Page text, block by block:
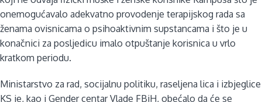
onemogućavalo adekvatno provodenje terapijskog rada sa
ženama ovisnicama o psihoaktivnim supstancama i što je u
konačnici za posljedicu imalo otpuštanje korisnica u vrlo
kratkom periodu.
Ministarstvo za rad, socijalnu politiku, raseljena lica i izbjeglice
KS je, kao i Gender centar Vlade FBiH, obećalo da će se